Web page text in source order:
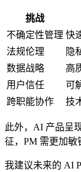
挑战
不确定性管理 快
法规伦理
隐
数据战略
高
用户信任
可
跨职能协作
技
此外，AI 产品呈
征，PM 需更加敏
我建议未来的 AI